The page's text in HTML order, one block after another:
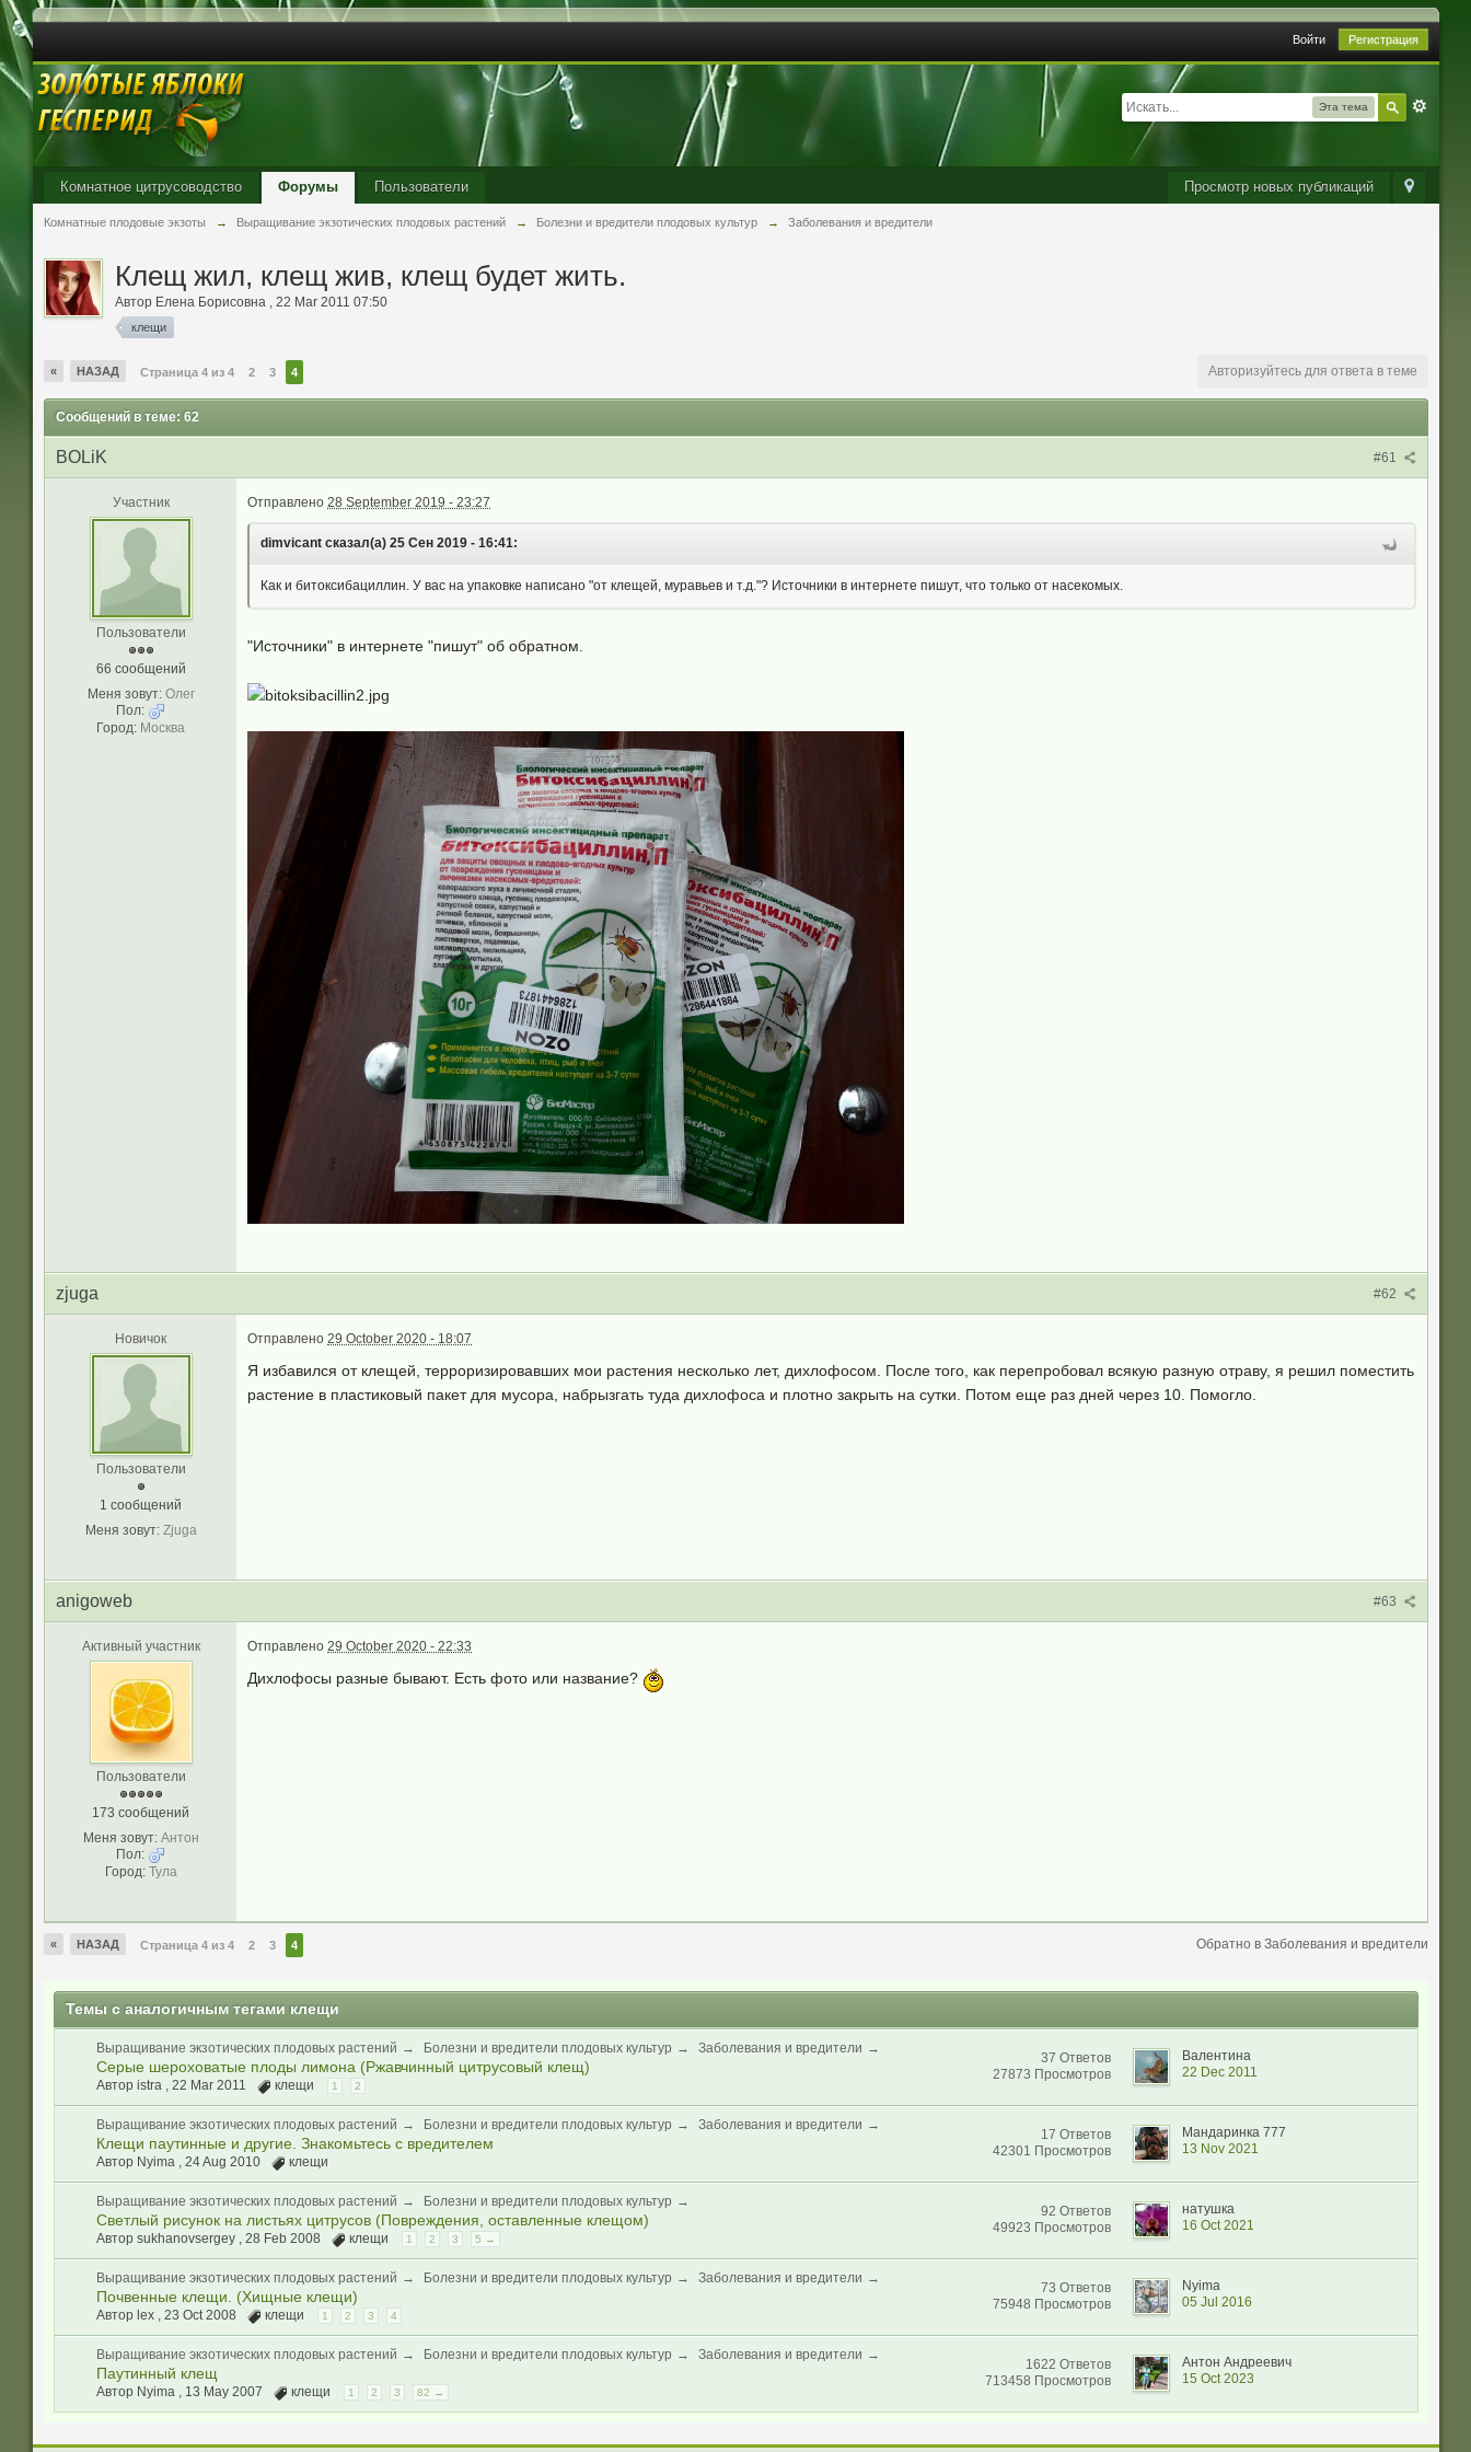
Войти Регистрация
Эта тема
Просмотр новых публикаций
Комнатное цитрусоводство Форумы Пользователи
Комнатные плодовые экзоты → Выращивание экзотических плодовых растений → Болезни и вредители плодовых культур → Заболевания и вредители
Клещ жил, клещ жив, клещ будет жить.
Автор Елена Борисовна , 22 Mar 2011 07:50
клещи
« НАЗАД Страница 4 из 4 2 3 4 Авторизуйтесь для ответа в теме
Сообщений в теме: 62
#61
BOLiK
Участник
Пользователи
66 сообщений
Меня зовут: Олег
Пол:
Город: Москва
Отправлено 28 September 2019 - 23:27
dimvicant сказал(а) 25 Сен 2019 - 16:41:
Как и битоксибациллин. У вас на упаковке написано "от клещей, муравьев и т.д."? Источники в интернете пишут, что только от насекомых.
"Источники" в интернете "пишут" об обратном.
#62
zjuga
Новичок
Пользователи
1 сообщений
Меня зовут: Zjuga
Отправлено 29 October 2020 - 18:07
Я избавился от клещей, терроризировавших мои растения несколько лет, дихлофосом. После того, как перепробовал всякую разную отраву, я решил поместить
растение в пластиковый пакет для мусора, набрызгать туда дихлофоса и плотно закрыть на сутки. Потом еще раз дней через 10. Помогло.
#63
anigoweb
Активный участник
Пользователи
173 сообщений
Меня зовут: Антон
Пол:
Город: Тула
Отправлено 29 October 2020 - 22:33
Дихлофосы разные бывают. Есть фото или название?
« НАЗАД Страница 4 из 4 2 3 4 Обратно в Заболевания и вредители
Темы с аналогичным тегами клещи
Выращивание экзотических плодовых растений → Болезни и вредители плодовых культур → Заболевания и вредители →
Серые шероховатые плоды лимона (Ржавчинный цитрусовый клещ)
Автор istra , 22 Mar 2011 клещи 1 2
37 Ответов
27873 Просмотров
Валентина
22 Dec 2011
Выращивание экзотических плодовых растений → Болезни и вредители плодовых культур → Заболевания и вредители →
Клещи паутинные и другие. Знакомьтесь с вредителем
Автор Nyima , 24 Aug 2010 клещи
17 Ответов
42301 Просмотров
Мандаринка 777
13 Nov 2021
Выращивание экзотических плодовых растений → Болезни и вредители плодовых культур →
Светлый рисунок на листьях цитрусов (Повреждения, оставленные клещом)
Автор sukhanovsergey , 28 Feb 2008 клещи 1 2 3 5 →
92 Ответов
49923 Просмотров
натушка
16 Oct 2021
Выращивание экзотических плодовых растений → Болезни и вредители плодовых культур → Заболевания и вредители →
Почвенные клещи. (Хищные клещи)
Автор lex , 23 Oct 2008 клещи 1 2 3 4
73 Ответов
75948 Просмотров
Nyima
05 Jul 2016
Выращивание экзотических плодовых растений → Болезни и вредители плодовых культур → Заболевания и вредители →
Паутинный клещ
Автор Nyima , 13 May 2007 клещи 1 2 3 82 →
1622 Ответов
713458 Просмотров
Антон Андреевич
15 Oct 2023